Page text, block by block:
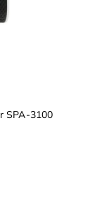
SPA-3100